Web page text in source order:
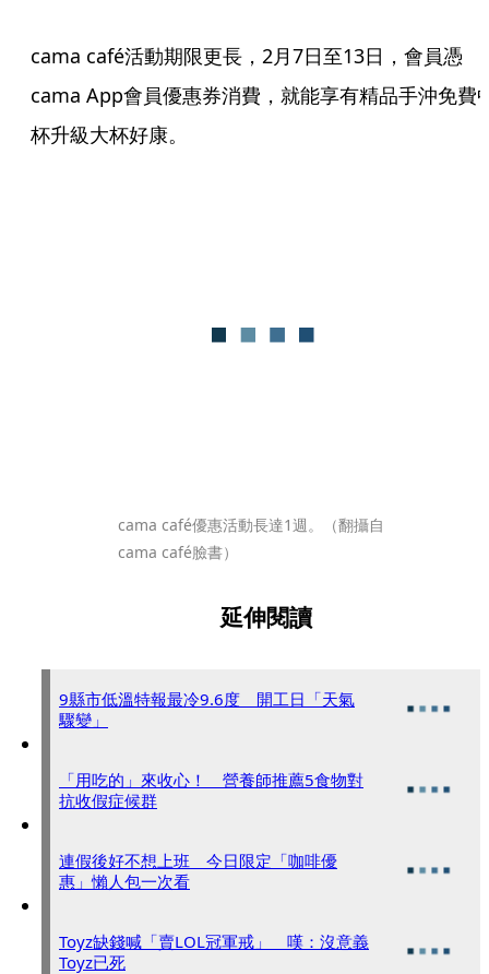
cama café活動期限更長，2月7日至13日，會員憑
cama App會員優惠券消費，就能享有精品手沖免費
杯升級大杯好康。
cama café優惠活動長達1週。（翻攝自
cama café臉書）
延伸閱讀
9縣市低溫特報最冷9.6度 開工日「天氣
驟變」
「用吃的」來收心！ 營養師推薦5食物對
抗收假症候群
連假後好不想上班 今日限定「咖啡優
惠」懶人包一次看
Toyz缺錢喊「賣LOL冠軍戒」 嘆：沒意義
Toyz已死